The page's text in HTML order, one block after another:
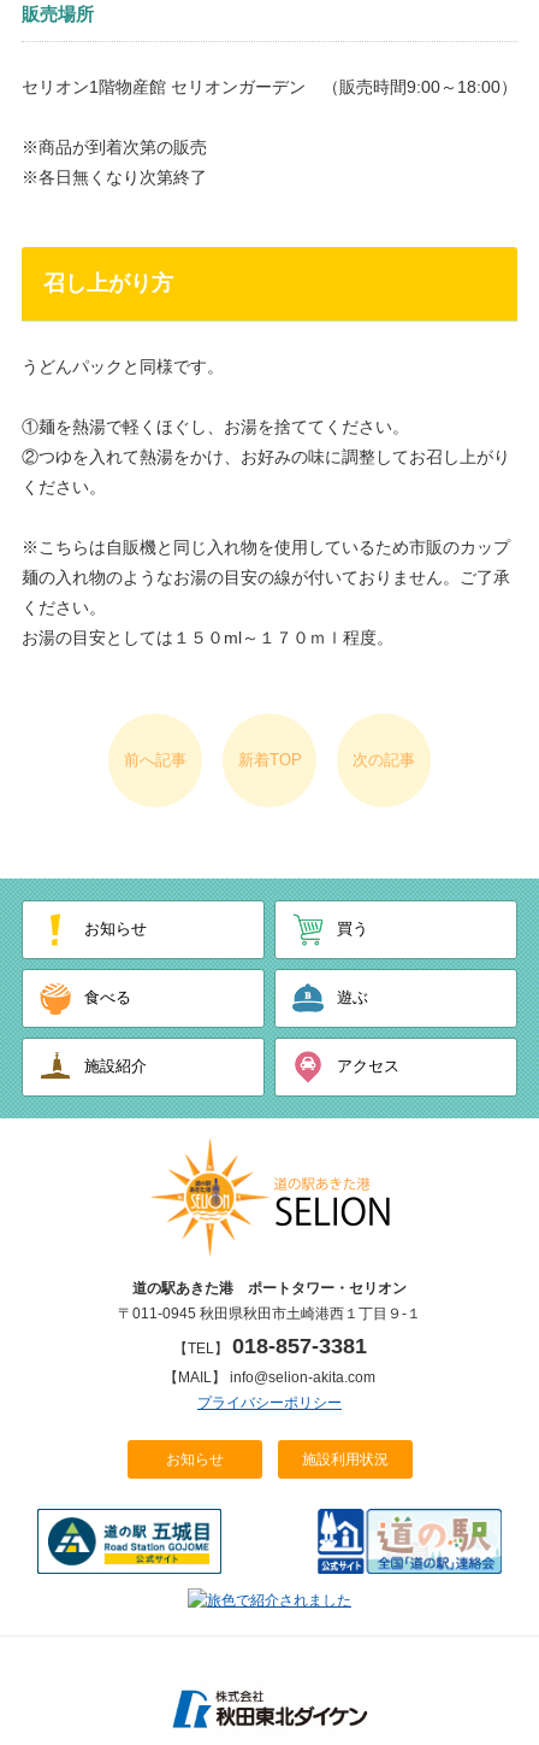
販売場所
セリオン1階物産館 セリオンガーデン （販売時間9:00～18:00）
※商品が到着次第の販売
※各日無くなり次第終了
召し上がり方
うどんパックと同様です。
①麺を熱湯で軽くほぐし、お湯を捨ててください。
②つゆを入れて熱湯をかけ、お好みの味に調整してお召し上がり
ください。
※こちらは自販機と同じ入れ物を使用しているため市販のカップ
麺の入れ物のようなお湯の目安の線が付いておりません。ご了承
ください。
お湯の目安としては１５０ml～１７０ｍｌ程度。
前へ記事 新着TOP 次の記事
お知らせ 買う
食べる 遊ぶ
施設紹介 アクセス
道の駅あきた港 ポートタワー・セリオン
〒011-0945 秋田県秋田市土崎港西１丁目９-１
【TEL】 018-857-3381
【MAIL】 info@selion-akita.com
プライバシーポリシー
お知らせ 施設利用状況